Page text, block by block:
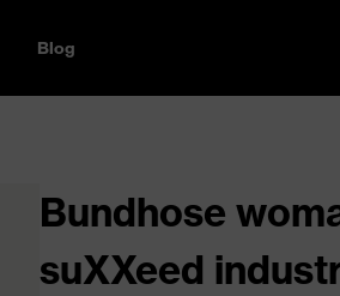
Blog
Bundhose
suXXeed